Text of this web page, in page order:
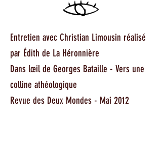
Entretien avec Christian Limousin réalisé
par Édith de La Héronnière
Dans lœil de Georges Bataille - Vers une
colline athéologique
Revue des Deux Mondes - Mai 2012